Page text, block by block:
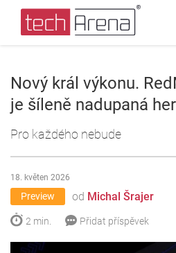
Nový král výkonu.
je šíleně nadupaná
Pro každého nebude
Preview od Michal Šrajer
18. květen 2026
2 min. Přidat příspěvek